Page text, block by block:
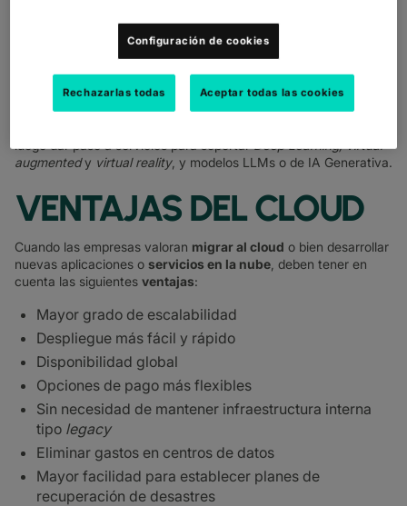
cuando Amazon Web Services lanzó el Cloud público. Luego, en
2005, se fundó Softlayer, adquirido después por IBM Cloud. En
2009 se fundó Alibaba Cloud. Y en 2010 se lanzaron tanto
Microsoft Azure como Google Cloud, aunque Google ya había
lanzado en 2004 Gmail y en 2006 Google Docs. En la segunda
década del siglo XXI aparecieron los conceptos deCloud
luego dar paso a servicios para soportarDeep Learning, virtual
augmentedy virtual reality, y modelos LLMs o de IA Generativa.
VENTAJAS DEL CLOUD
Cuando las empresas valoran migrar al cloud o bien desarrollar
nuevas aplicaciones o servicios en la nube , deben tener en
cuenta las siguientes ventajas:
Mayor grado de escalabilidad
Despliegue más fácil y rápido
Disponibilidad global
Opciones de pago más flexibles
Sin necesidad de mantener infraestructura interna
tipo legacy
Eliminar gastos en centros de datos
Mayor facilidad para establecer planes de
recuperación de desastres
Configuración de cookies
Rechazarlas todas Aceptar todas las cookies